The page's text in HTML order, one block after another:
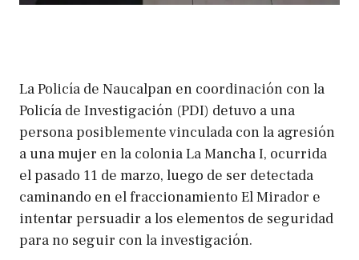
La Policía de Naucalpan en coordinación con la
Policía de Investigación (PDI) detuvo a una
persona posiblemente vinculada con la agresión
a una mujer en la colonia La Mancha I, ocurrida
el pasado 11 de marzo, luego de ser detectada
caminando en el fraccionamiento El Mirador e
intentar persuadir a los elementos de seguridad
para no seguir con la investigación.